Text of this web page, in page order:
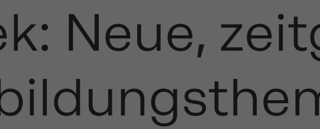
Neue,